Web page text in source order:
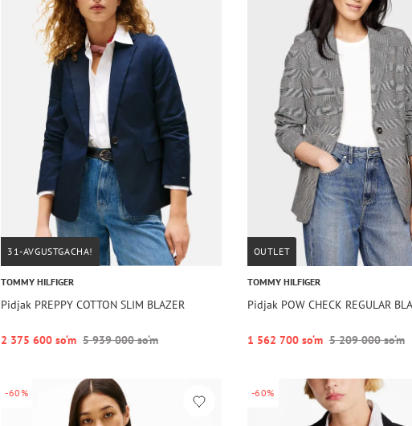
31-AVGUSTGACHA!
TOMMY HILFIGER
Pidjak PREPPY COTTON SLIM BLAZER
2 375 600 so‘m 5 939 000 so‘m
OUTLET
TOMMY HILFIGER
Pidjak POW CHECK REGULAR
1 562 700 so‘m 5 209 000 so‘m
-60% -60%